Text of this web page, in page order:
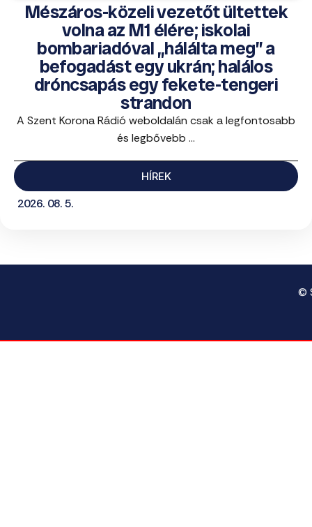
Mészáros-közeli vezetőt ültettek
volna az M1 élére; iskolai
bombariadóval „hálálta meg” a
befogadást egy ukrán; halálos
dróncsapás egy fekete-tengeri
strandon
A Szent Korona Rádió weboldalán csak a legfontosabb
és legbővebb ...
HÍREK
2026. 08. 5.
©